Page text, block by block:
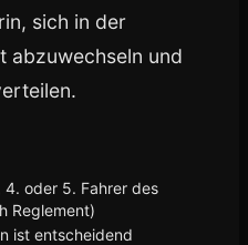
sich in der
abzuwechseln und
oder 5. Fahrer des
Reglement)
ist entscheidend